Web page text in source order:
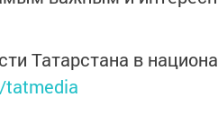
Татарстана в